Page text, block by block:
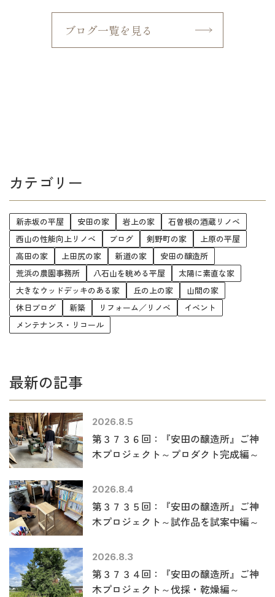
ブログ一覧を見る
カテゴリー
新赤坂の平屋 安田の家 岩上の家
石曽根の酒蔵リノベ
西山の性能向上リノベ
ブログ 剣野町の家
上原の平屋
高田の家
上田尻の家 新道の家
安田の醸造所
荒浜の農園事務所
八石山を眺める平屋
太陽に素直な家
大きなウッドデッキのある家
丘の上の家
山間の家
休日ブログ
新築 リフォーム／リノベ
イベント
メンテナンス・リコール
最新の記事
2026.8.5
第３７３６回：『安田の醸造所』ご神
木プロジェクト～プロダクト完成編～
2026.8.4
第３７３５回：『安田の醸造所』ご神
木プロジェクト～試作品を試案中編～
2026.8.3
第３７３４回：『安田の醸造所』ご神
木プロジェクト～伐採・乾燥編～